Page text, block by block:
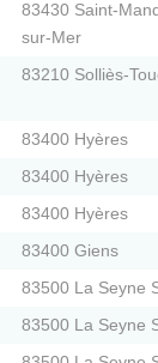
83430 Saint-
sur-Mer
83210 Solliès-
83400 Hyères
83400 Hyères
83400 Hyères
83400 Giens
83500 La Seyne
83500 La Seyne